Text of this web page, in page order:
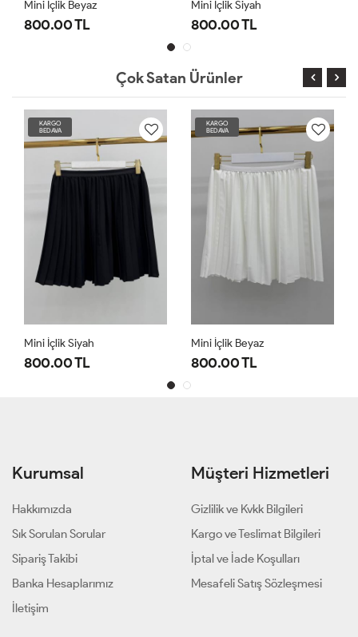
Mini İçlik Beyaz
800.00 TL
Mini İçlik Siyah
800.00 TL
Çok Satan Ürünler
KARGO
BEDAVA
Mini İçlik Siyah
800.00 TL
KARGO
BEDAVA
Mini İçlik Beyaz
800.00 TL
Kurumsal
Hakkımızda
Sık Sorulan Sorular
Sipariş Takibi
Banka Hesaplarımız
İletişim
Müşteri Hizmetleri
Gizlilik ve Kvkk Bilgileri
Kargo ve Teslimat Bilgileri
İptal ve İade Koşulları
Mesafeli Satış Sözleşmesi